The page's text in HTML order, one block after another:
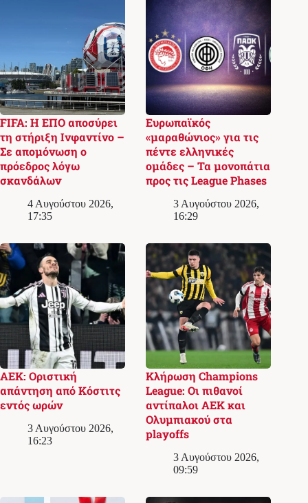
FIFA: Η ΕΠΟ αποσύρει
τη στήριξη Ινφαντίνο –
Σε απομόνωση ο
πρόεδρος λόγω
σκανδάλων
4 Αυγούστου 2026,
17:35
Ευρωπαϊκός
«μαραθώνιος» για τις
πέντε ελληνικές
ομάδες – Τα μονοπάτια
προς τις League Phases
3 Αυγούστου 2026,
16:29
ΑΕΚ: Οριστική
απάντηση από Κόστιτς
εντός ωρών
3 Αυγούστου 2026,
16:23
Κλήρωση Champions
League: Οι πιθανοί
αντίπαλοι ΑΕΚ και
Ολυμπιακού στα
playoffs
3 Αυγούστου 2026,
09:59